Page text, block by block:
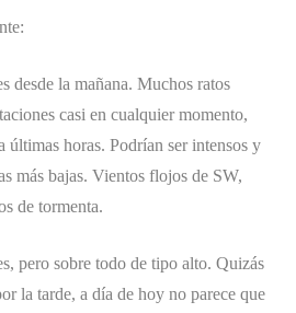
desde la mañana. Muchos ratos
casi en cualquier momento,
últimas horas. Podrían ser intensos y
más bajas. Vientos flojos de SW,
de tormenta.
pero sobre todo de tipo alto. Quizás
la tarde, a día de hoy no parece que